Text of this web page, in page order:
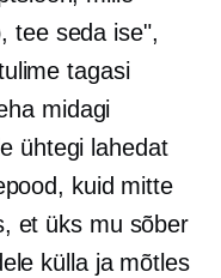
tee seda ise",
tagasi
midagi
ühtegi lahedat
kuid mitte
et üks mu sõber
külla ja mõtles